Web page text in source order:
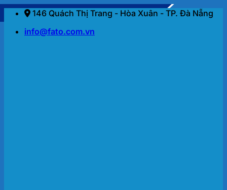
qua
146 Quách Thị Trang - Hòa Xuân - TP. Đà Nẵng
info@fato.com.vn